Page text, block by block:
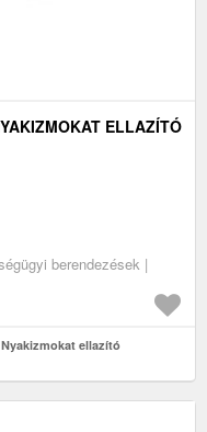
ELLAZÍTÓ
berendezések |
ellazító